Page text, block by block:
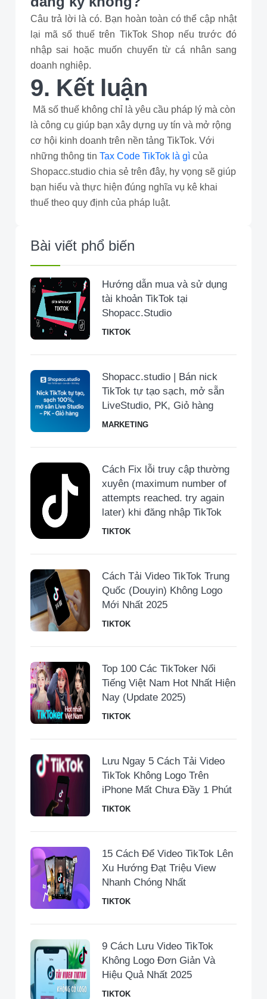
Câu trả lời là có. Bạn hoàn toàn có thể cập nhật
lại mã số thuế trên TikTok Shop nếu trước đó
nhập sai hoặc muốn chuyển từ cá nhân sang
doanh nghiệp.
9. Kết luận
Mã số thuế không chỉ là yêu cầu pháp lý mà còn
là công cụ giúp bạn xây dựng uy tín và mở rộng
cơ hội kinh doanh trên nền tảng TikTok. Với
những thông tin Tax Code TikTok là gì của
Shopacc.studio chia sẻ trên đây, hy vọng sẽ giúp
bạn hiểu và thực hiện đúng nghĩa vụ kê khai
thuế theo quy định của pháp luật.
Bài viết phổ biến
Hướng dẫn mua và sử dụng
tài khoản TikTok tại
Shopacc.Studio
TIKTOK
Shopacc.studio | Bán nick
TikTok tự tạo sạch, mở sẵn
LiveStudio, PK, Giỏ hàng
MARKETING
Cách Fix lỗi truy cập thường
xuyên (maximum number of
attempts reached. try again
later) khi đăng nhập TikTok
TIKTOK
Cách Tải Video TikTok Trung
Quốc (Douyin) Không Logo
Mới Nhất 2025
TIKTOK
Top 100 Các TikToker Nổi
Tiếng Việt Nam Hot Nhất Hiện
Nay (Update 2025)
TIKTOK
Lưu Ngay 5 Cách Tải Video
TikTok Không Logo Trên
iPhone Mất Chưa Đầy 1 Phút
TIKTOK
15 Cách Để Video TikTok Lên
Xu Hướng Đạt Triệu View
Nhanh Chóng Nhất
TIKTOK
9 Cách Lưu Video TikTok
Không Logo Đơn Giản Và
Hiệu Quả Nhất 2025
TIKTOK